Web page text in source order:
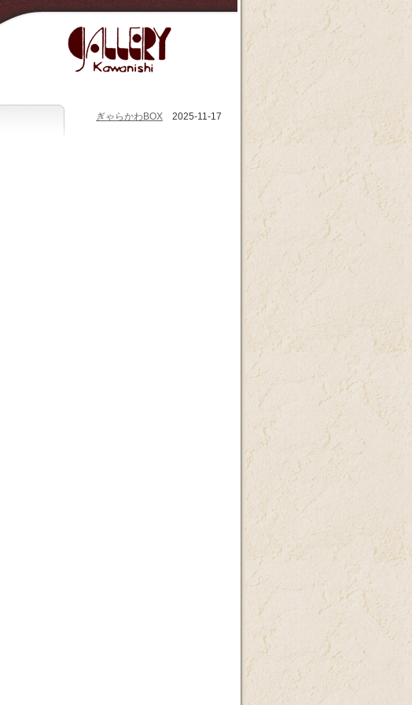
ぎゃらかわBOX 2025-11-17